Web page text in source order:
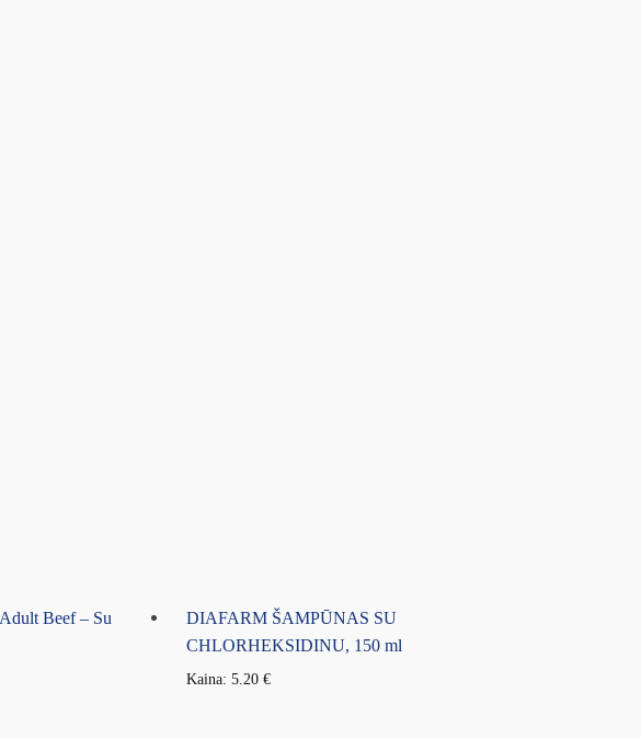
Beef – Su
DIAFARM ŠAMPŪNAS SU
CHLORHEKSIDINU, 150 ml
Kaina:5.20€